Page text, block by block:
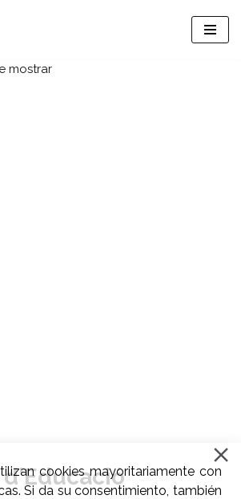
mostrar
cookies mayoritariamente con
Si da su consentimiento, también